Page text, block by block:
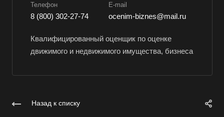
Телефон
8 (800) 302-27-74
E-mail
ocenim-biznes@mail.ru
Квалифицированный оценщик по оценке
движимого и недвижимого имущества, бизнеса
Назад к списку
Волгодонск
Волжский
Вологда
Волхов